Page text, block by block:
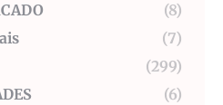
(8)
(7)
(299)
(6)